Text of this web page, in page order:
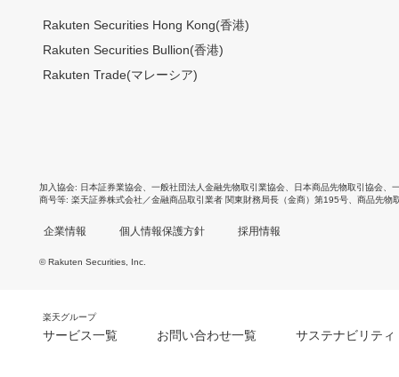
Rakuten Securities Hong Kong(香港)
Rakuten Securities Bullion(香港)
Rakuten Trade(マレーシア)
加入協会 日本証券業協会 一般社団法人金融先物取引業協会 日本商品先物取引協会
商号等 楽天証券株式会社／金融商品取引業者 関東財務局長（金商）第195号、商品先物
企業情報 個人情報保護方針 採用情報
© Rakuten Securities, Inc.
楽天グループ
サービス一覧 お問い合わせ一覧 サステナビリティ